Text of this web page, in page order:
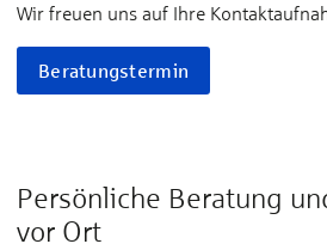
Wir freuen uns auf Ihre
Beratungstermin
Persönliche Beratung
vor Ort